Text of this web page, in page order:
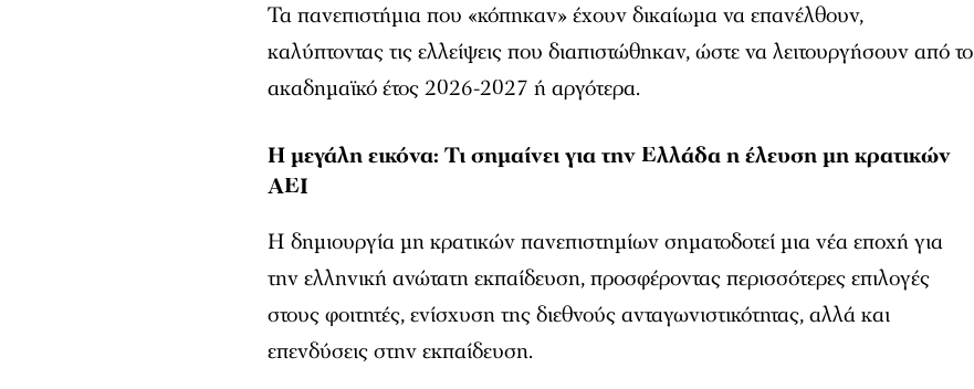
Τα πανεπιστήμια που «κόπηκαν» έχουν δικαίωμα να επανέλθουν,
καλύπτοντας τις ελλείψεις που διαπιστώθηκαν, ώστε να λειτουργήσουν από το
ακαδημαϊκό έτος 2026-2027 ή αργότερα.
Η μεγάλη εικόνα: Τι σημαίνει για την Ελλάδα η έλευση μη κρατικών
ΑΕΙ
Η δημιουργία μη κρατικών πανεπιστημίων σηματοδοτεί μια νέα εποχή για
την ελληνική ανώτατη εκπαίδευση, προσφέροντας περισσότερες επιλογές
στους φοιτητές, ενίσχυση της διεθνούς ανταγωνιστικότητας, αλλά και
επενδύσεις στην εκπαίδευση.